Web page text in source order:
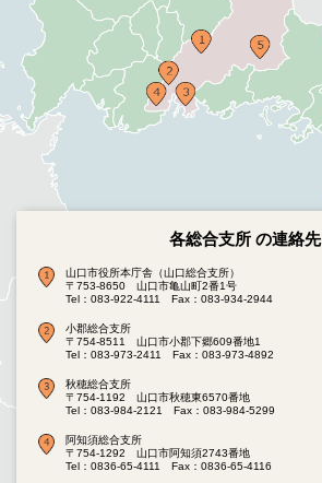
各総合支所 の連絡先
山口市役所本庁舎（山口総合支所）
〒753-8650 山口市亀山町2番1号
Tel：083-922-4111
Fax：083-934-2944
小郡総合支所
〒754-8511 山口市小郡下郷609番地1
Tel：083-973-2411
Fax：083-973-4892
秋穂総合支所
〒754-1192 山口市秋穂東6570番地
Tel：083-984-2121
Fax：083-984-5299
阿知須総合支所
〒754-1292 山口市阿知須2743番地
Tel：0836-65-4111
Fax：0836-65-4116